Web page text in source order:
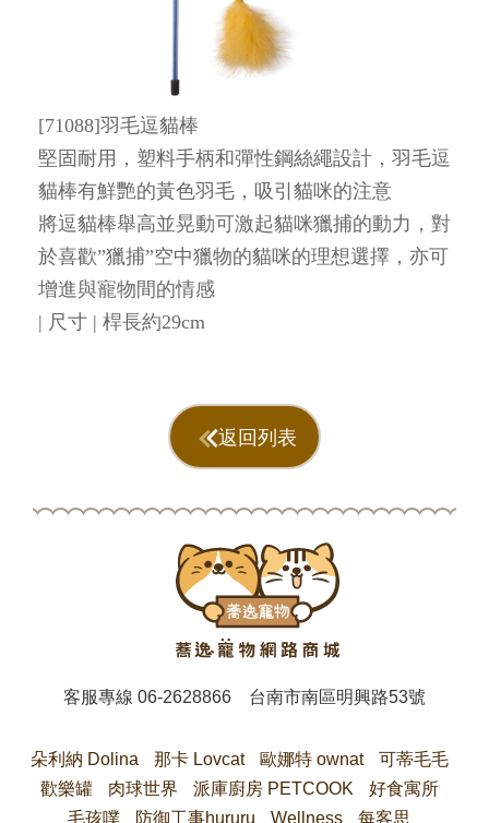
[71088]羽毛逗貓棒
堅固耐用，塑料手柄和彈性鋼絲繩設計，羽毛逗
貓棒有鮮艷的黃色羽毛，吸引貓咪的注意
將逗貓棒舉高並晃動可激起貓咪獵捕的動力，對
於喜歡”獵捕”空中獵物的貓咪的理想選擇，亦可
增進與寵物間的情感
| 尺寸 | 桿長約29cm
返回列表
客服專線06-2628866 台南市南區明興路53號
朵利納 Dolina 那卡 Lovcat 歐娜特 ownat
可蒂毛毛
歡樂罐
肉球世界 派庫廚房 PETCOOK
好食寓所
毛孩噗
防御工事hururu Wellness 每客思